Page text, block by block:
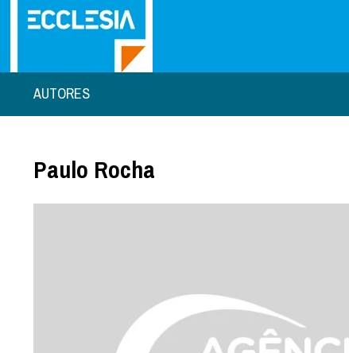
AUTORES
Paulo Rocha